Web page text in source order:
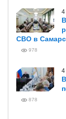
4
СВО в
978
4
878